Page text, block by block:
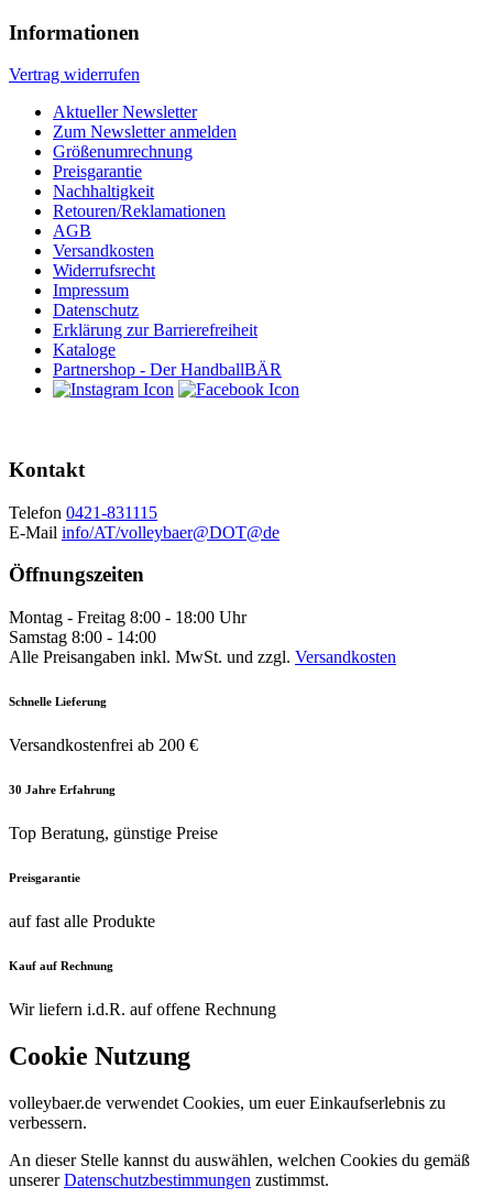
Informationen
Vertrag widerrufen
Aktueller Newsletter
Zum Newsletter anmelden
Größenumrechnung
Preisgarantie
Nachhaltigkeit
Retouren/Reklamationen
AGB
Versandkosten
Widerrufsrecht
Impressum
Datenschutz
Erklärung zur Barrierefreiheit
Kataloge
Partnershop - Der HandballBÄR
Kontakt
Telefon 0421-831115
E-Mail info/AT/volleybaer@DOT@de
Öffnungszeiten
Montag - Freitag 8:00 - 18:00 Uhr
Samstag 8:00 - 14:00
Alle Preisangaben inkl. MwSt. und zzgl. Versandkosten
Schnelle Lieferung
Versandkostenfrei ab 200 €
30 Jahre Erfahrung
Top Beratung, günstige Preise
Preisgarantie
auf fast alle Produkte
Kauf auf Rechnung
Wir liefern i.d.R. auf offene Rechnung
Cookie Nutzung
volleybaer.de verwendet Cookies, um euer Einkaufserlebnis zu
verbessern.
An dieser Stelle kannst du auswählen, welchen Cookies du gemäß
unsererDatenschutzbestimmungen zustimmst.